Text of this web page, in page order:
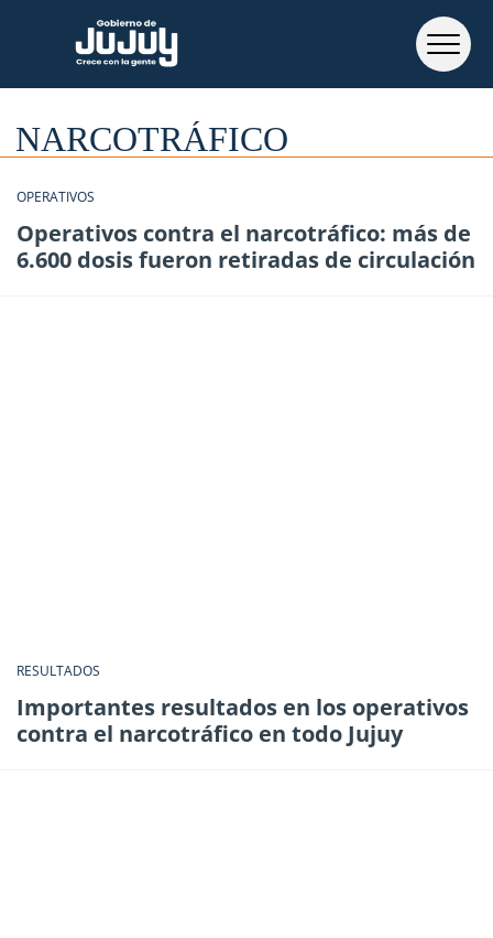
NARCOTRÁFICO
OPERATIVOS
Operativos contra el narcotráfico: más de
6.600 dosis fueron retiradas de circulación
RESULTADOS
Importantes resultados en los operativos
contra el narcotráfico en todo Jujuy